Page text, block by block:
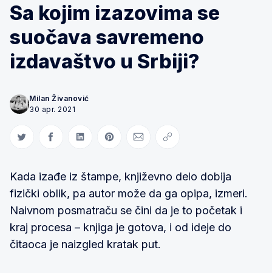
Sa kojim izazovima se
suočava savremeno
izdavaštvo u Srbiji?
Milan Živanović
30 apr. 2021
Share on Twitter
Share on Facebook
Share on LinkedIn
Share on Pinterest
Share via Email
Copy link
Kada izađe iz štampe, književno delo dobija
fizički oblik, pa autor može da ga opipa, izmeri.
Naivnom posmatraču se čini da je to početak i
kraj procesa – knjiga je gotova, i od ideje do
čitaoca je naizgled kratak put.